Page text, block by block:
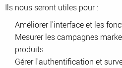
CÂBLES & GAINES
rayonnant
Ils nous seront utiles pour :
Améliorer l'interface et les
Mesurer les campagnes
produits
Gérer l'authentification et